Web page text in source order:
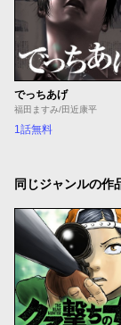
でっちあげ
福田ますみ/田近康平
1話無料
同じジャンルの作